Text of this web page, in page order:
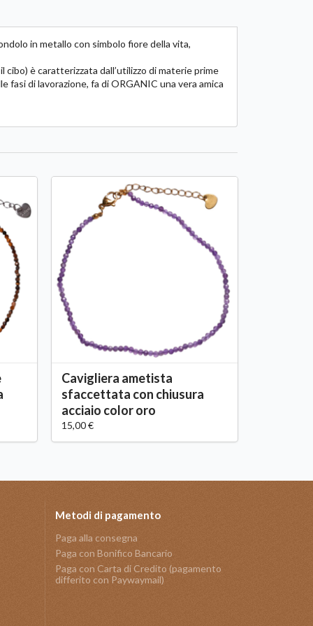
in metallo con simbolo fiore della vita,
è caratterizzata dall’utilizzo di materie prime
fasi di lavorazione, fa di ORGANIC una vera amica
Cavigliera ametista
sfaccettata con chiusura
acciaio color oro
15,00 €
Metodi di pagamento
Paga alla consegna
Paga con Bonifico Bancario
Paga con Carta di Credito (pagamento
differito con Paywaymail)